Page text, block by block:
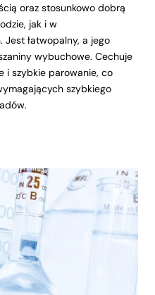
oraz stosunkowo dobrą
jak i w
Jest łatwopalny, a jego
wybuchowe. Cechuje
i szybkie parowanie, co
szybkiego